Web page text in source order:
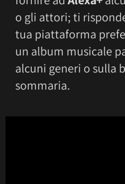
o gli attori; ti
tua piattaforma
un album musicale
alcuni generi o sulla
sommaria.